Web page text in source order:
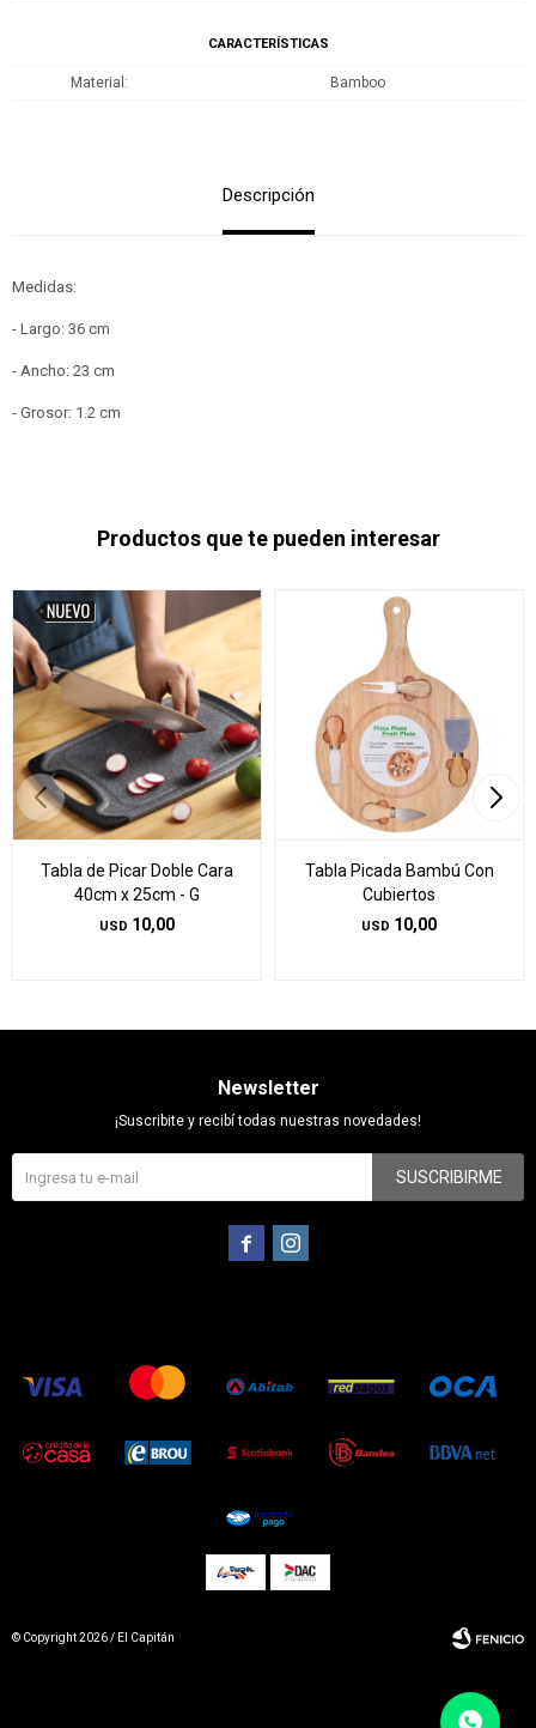
CARACTERÍSTICAS
Material Bamboo
Descripción
Medidas:
- Largo: 36 cm
- Ancho: 23 cm
- Grosor: 1.2 cm
Productos que te pueden interesar
Tabla de Picar Doble Cara
40cm x 25cm - G
USD 10,00
Tabla Picada Bambú Con
Cubiertos
USD 10,00
Newsletter
¡Suscribite y recibí todas nuestras novedades!
SUSCRIBIRME
 
© Copyright 2026 / El Capitán